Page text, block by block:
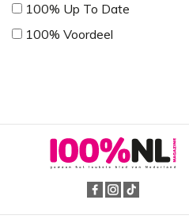
* 100% Up To Date
100% Voordeel